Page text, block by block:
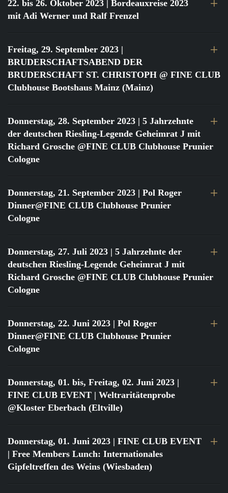
22. bis 26. Oktober 2023 | Bordeauxreise 2023
mit Adi Werner und Ralf Frenzel
Freitag, 29. September 2023 |
BRUDERSCHAFTSABEND DER
BRUDERSCHAFT ST. CHRISTOPH @ FINE CLUB
Clubhouse Bootshaus Mainz (Mainz)
Donnerstag, 28. September 2023 | 5 Jahrzehnte
der deutschen Riesling-Legende Geheimrat J mit
Richard Grosche @FINE CLUB Clubhouse Prunier
Cologne
Donnerstag, 21. September 2023 | Pol Roger
Dinner@FINE CLUB Clubhouse Prunier
Cologne
Donnerstag, 27. Juli 2023 | 5 Jahrzehnte der
deutschen Riesling-Legende Geheimrat J mit
Richard Grosche @FINE CLUB Clubhouse Prunier
Cologne
Donnerstag, 22. Juni 2023 | Pol Roger
Dinner@FINE CLUB Clubhouse Prunier
Cologne
Donnerstag, 01. bis, Freitag, 02. Juni 2023 |
FINE CLUB EVENT | Weltraritätenprobe
@Kloster Eberbach (Eltville)
Donnerstag, 01. Juni 2023 | FINE CLUB EVENT
| Free Members Lunch: Internationales
Gipfeltreffen des Weins (Wiesbaden)